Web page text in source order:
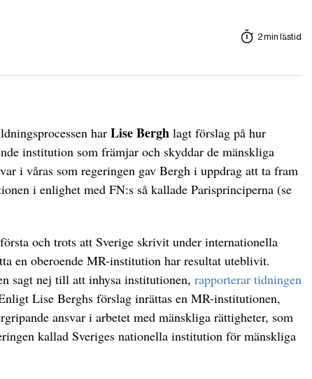
2 min lästid
har Lise Bergh lagt förslag på hur
institution som främjar och skyddar de mänskliga
i våras som regeringen gav Bergh i uppdrag att ta fram
i enlighet med FN:s så kallade Parisprinciperna (se
och trots att Sverige skrivit under internationella
en oberoende MR-institution har resultat uteblivit.
sagt nej till att inhysa institutionen, rapporterar tidningen
Lise Berghs förslag inrättas en MR-institutionen,
ansvar i arbetet med mänskliga rättigheter, som
kallad Sveriges nationella institution för mänskliga